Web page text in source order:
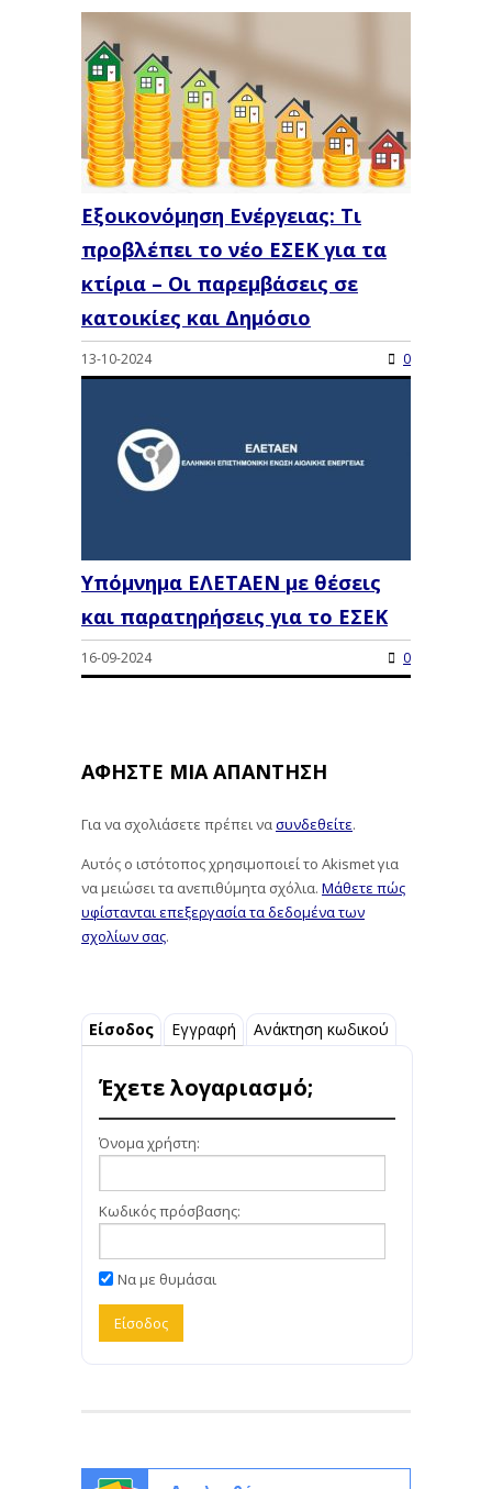
Εξοικονόμηση Ενέργειας: Τι
προβλέπει το νέο ΕΣΕΚ για τα
κτίρια – Οι παρεμβάσεις σε
κατοικίες και Δημόσιο
13-10-2024 0
Υπόμνημα ΕΛΕΤΑΕΝ με θέσεις
και παρατηρήσεις για το ΕΣΕΚ
16-09-2024 0
ΑΦΉΣΤΕ ΜΙΑ ΑΠΆΝΤΗΣΗ
Για να σχολιάσετε πρέπει νασυνδεθείτε.
Αυτός ο ιστότοπος χρησιμοποιεί το Akismet για
να μειώσει τα ανεπιθύμητα σχόλια. Μάθετε πώς
υφίστανται επεξεργασία τα δεδομένα των
σχολίων σας.
Είσοδος Εγγραφή Ανάκτηση κωδικού
Έχετε λογαριασμό;
Όνομα χρήστη:
Κωδικός πρόσβασης:
Να με θυμάσαι